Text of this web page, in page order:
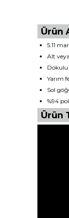
Ürün
5.11
Alt
Dokulu
Yarım
Sol
%94
Ürün